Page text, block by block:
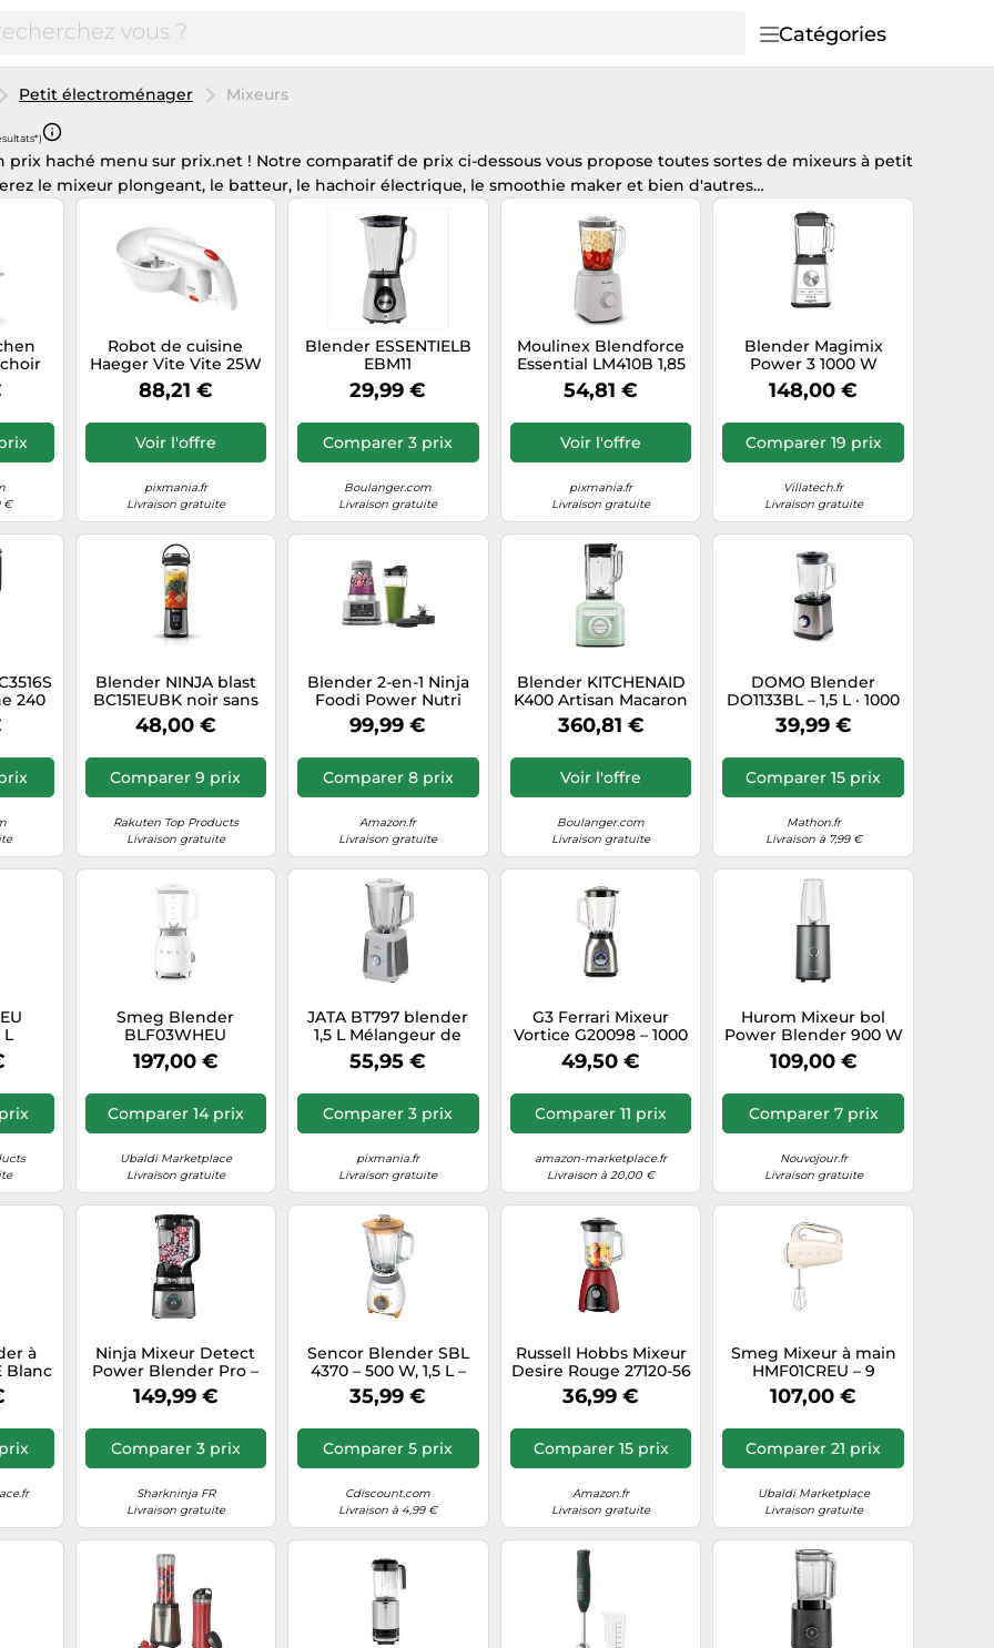
Catégories
Petit électroménager Mixeurs
prix haché menu sur prix.net ! Notre comparatif de prix ci-dessous vous propose toutes sortes de mixeurs à petit
le mixeur plongeant, le batteur, le hachoir électrique, le smoothie maker et bien d'autres…
€
Robot de cuisine
Haeger Vite Vite 25W
Blanc
88,21 €
Voir l'offre
pixmania.fr
Livraison gratuite
Blender ESSENTIELB
EBM11
29,99 €
Comparer 3 prix
Boulanger.com
Livraison gratuite
Moulinex Blendforce
Essential LM410B 1,85
L Blender sport 450 W
Gris
54,81 €
Voir l'offre
pixmania.fr
Livraison gratuite
Blender Magimix
Power 3 1000 W
Argent et Noir
Chrome mat H
148,00 €
Comparer 19 prix
Villatech.fr
Livraison gratuite
240
Blender NINJA blast
BC151EUBK noir sans
fil
48,00 €
Comparer 9 prix
Rakuten Top Products
Livraison gratuite
Blender 2-en-1 Ninja
Foodi Power Nutri
CB100EU
99,99 €
Comparer 8 prix
Amazon.fr
Livraison gratuite
Blender KITCHENAID
K400 Artisan Macaron
Pistache
360,81 €
Voir l'offre
Boulanger.com
Livraison gratuite
DOMO Blender
DO1133BL – 1,5 L · 1000
W · bol en verre · acier
inoxydable · gris
39,99 €
Comparer 15 prix
Mathon.fr
Livraison à 7,99 €
L
Smeg Blender
BLF03WHEU
197,00 €
Comparer 14 prix
Ubaldi Marketplace
Livraison gratuite
JATA BT797 blender
1,5 L Mélangeur de
table 1300 W Gris,
Acier inoxydable
55,95 €
Comparer 3 prix
pixmania.fr
Livraison gratuite
G3 Ferrari Mixeur
Vortice G20098 – 1000
W, 1,5 L, bol en verre, 6
lames INOX, 4 vitesses,
49,50 €
Comparer 11 prix
amazon-marketplace.fr
Livraison à 20,00 €
Hurom Mixeur bol
Power Blender 900 W
1,2 L Gris
109,00 €
Comparer 7 prix
Nouvojour.fr
Livraison gratuite
à
Blanc
Ninja Mixeur Detect
Power Blender Pro –
1200W, 2L, 15 modes –
Noir et argent
(TB201EU)
149,99 €
Comparer 3 prix
Sharkninja FR
Livraison gratuite
Sencor Blender SBL
4370 – 500 W, 1,5 L –
Orange
35,99 €
Comparer 5 prix
Cdiscount.com
Livraison à 4,99 €
Russell Hobbs Mixeur
Desire Rouge 27120-56
- verre 1,5 L, 2 vitesses,
Pulse, 850 W, sans
BPA
36,99 €
Comparer 15 prix
Amazon.fr
Livraison gratuite
Smeg Mixeur à main
HMF01CREU – 9
vitesses, 250 W,
compatible lave-
vaisselle
107,00 €
Comparer 21 prix
Ubaldi Marketplace
Livraison gratuite